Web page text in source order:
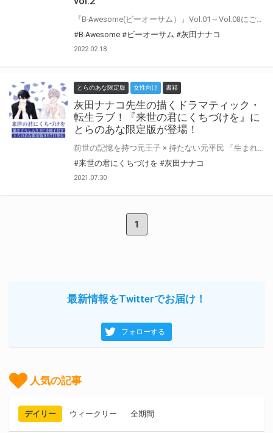
#B-Awesome #ビーオーサム #灰田ナナコ
2022.02.18
とらのあな限定版 女性向け 書籍
灰田ナナコ先生の描くドラマティック・
転生ラブ！『来世の君にくちづけを』に
とらのあな限定版が登場！
#来世の君にくちづけを #灰田ナナコ
2021.07.30
1
最新情報をTwitterでお届け！
フォローする
人気の記事
デイリー ウィークリー 全期間